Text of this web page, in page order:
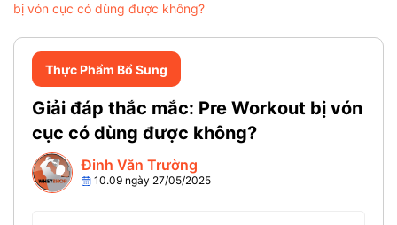
bị vón cục có dùng được không?
Thực Phẩm Bổ Sung
Giải đáp thắc mắc: Pre Workout bị vón
cục có dùng được không?
Đinh Văn Trường
10.09 ngày 27/05/2025